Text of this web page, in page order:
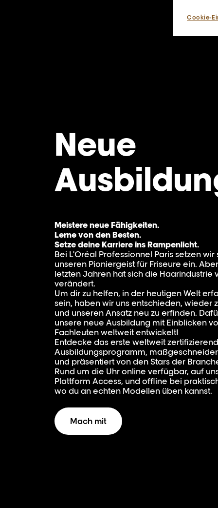
Neue
Meistere neue Fähigkeiten.
Lerne von den Besten.
Setze deine Karriere ins Rampenlicht.
Bei L'Oréal Professionnel Paris setzen
unseren Pioniergeist für Friseure ein.
letzten Jahren hat sich die Haarindustrie
verändert.
Um dir zu helfen, in der heutigen Welt
sein, haben wir uns entschieden, wieder
und unseren Ansatz neu zu erfinden.
unsere neue Ausbildung mit Einblicken
Fachleuten weltweit entwickelt!
Entdecke das erste weltweit
Ausbildungsprogramm,
und präsentiert von den Stars der
Rund um die Uhr online verfügbar, auf
Plattform Access, und offline bei
wo du an echten Modellen üben kannst.
Mach mit
Cookie-